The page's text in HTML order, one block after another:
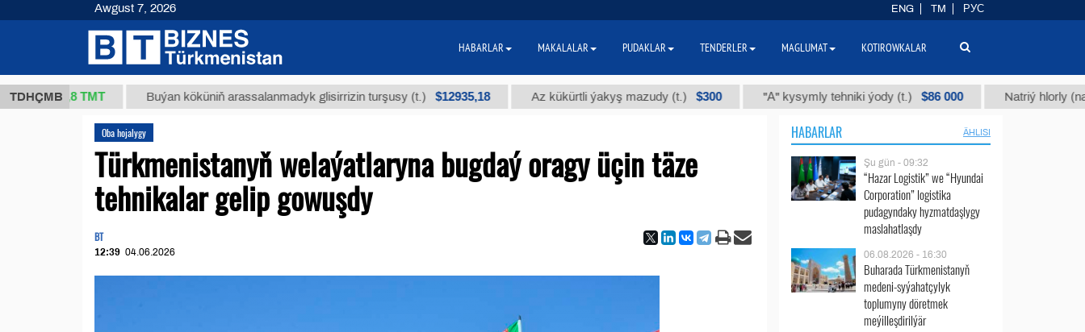
TDHÇMB
37,8 ТМТ Buýan köküniň arassalanmadyk glisirrizin turşusy (t.) $12935,18 Az kükürtli ýakyş mazudy (t.) $300 "А" kysymly tehniki ýody (t.) $86 000 Natriý hlorly (nahar
Oba hojalygy
Türkmenistanyň welaýatlaryna bugdaý oragy üçin täze
tehnikalar gelip gowuşdy
BT
12:39 04.06.2026
HABARLAR ÄHLISI
Şu gün - 09:32
“Hazar Logistik” we “Hyundai
Corporation” logistika
pudagyndaky hyzmatdaşlygy
maslahatlaşdy
06.08.2026 - 16:30
Buharada Türkmenistanyň
medeni-syýahatçylyk
toplumyny döretmek
meýilleşdirilýär
Awgust 7, 2026 ENG TM РУС
HABARLAR MAKALALAR PUDAKLAR TENDERLER MAGLUMAT KOTIROWKALAR